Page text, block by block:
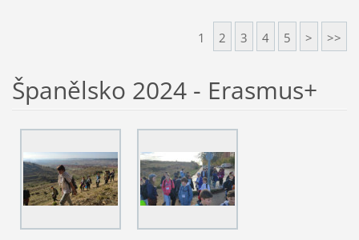
1 2 3 4 5 > >>
Španělsko 2024 - Erasmus+